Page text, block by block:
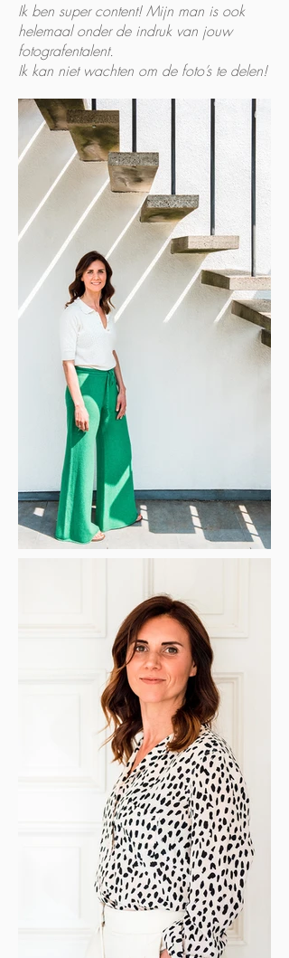
Ik ben super content! Mijn man is ook
helemaal onder de indruk van jouw
fotografentalent.
Ik kan niet wachten om de foto’s te delen!